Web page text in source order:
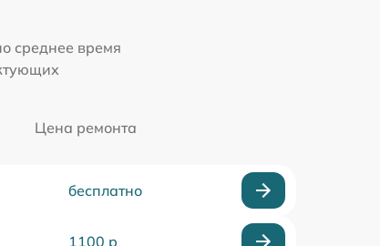
среднее время
Цена ремонта
бесплатно
1100 р